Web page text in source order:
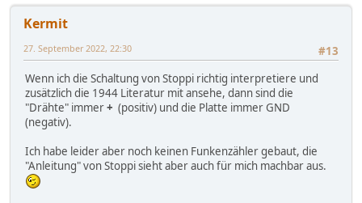
Kermit
#13
27. September 2022, 22:30
Wenn ich die Schaltung von Stoppi richtig interpretiere und
zusätzlich die 1944 Literatur mit ansehe, dann sind die
"Drähte" immer+ (positiv) und die Platte immer GND
(negativ).
Ich habe leider aber noch keinen Funkenzähler gebaut, die
"Anleitung" von Stoppi sieht aber auch für mich machbar aus.